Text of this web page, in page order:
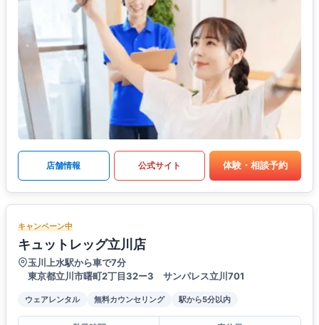
店舗情報 公式サイト 体験・相談予約
キャンペーン中
キュットレッグ立川店
玉川上水駅から車で7分
東京都立川市曙町2丁目32ー3 サンパレス立川701
ウェアレンタル 無料カウンセリング 駅から5分以内